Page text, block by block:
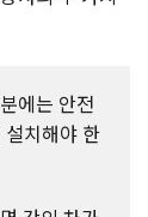
에는 안전
치해야 한